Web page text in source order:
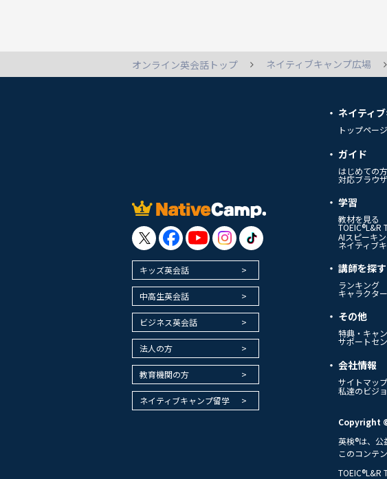
オンライン英会話トップ ネイティブキャンプ広場
キッズ英会話
中高生英会話
ビジネス英会話
法人の方
教育機関の方
ネイティブキャンプ留学
ネイティ
トップページ
ガイド
はじめての
対応ブラウ
学習
教材を見る
TOEIC®L&R
AIスピーキ
ネイティブ
講師を探す
ランキング
キャラクタ
その他
特典・キャ
サポートセ
会社情報
サイトマップ
私達のビジ
Copyright
英検®は、公
このコンテ
TOEIC®L&R